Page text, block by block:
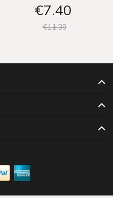
€7 40
€1139